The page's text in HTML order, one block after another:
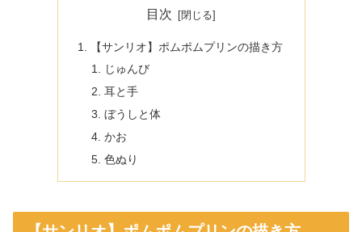
目次
【サンリオ】ポムポムプリンの描き方
じゅんび
耳と手
ぼうしと体
かお
色ぬり